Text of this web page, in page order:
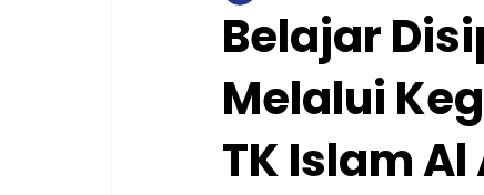
Belajar
Melalui
TK Islam